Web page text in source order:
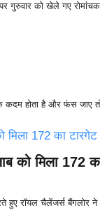
गुरुवार को खेले गए
कदम होता है और फंस जाए
को मिला 172
रॉयल चैलेंजर्स बैंगलोर